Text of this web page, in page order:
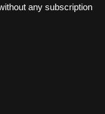
any subscription